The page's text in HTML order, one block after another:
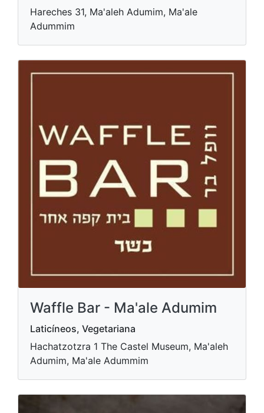
Hareches 31, Ma'aleh Adumim, Ma'ale
Adummim
Waffle Bar - Ma'ale Adumim
Laticíneos, Vegetariana
Hachatzotzra 1 The Castel Museum, Ma'aleh
Adumim, Ma'ale Adummim